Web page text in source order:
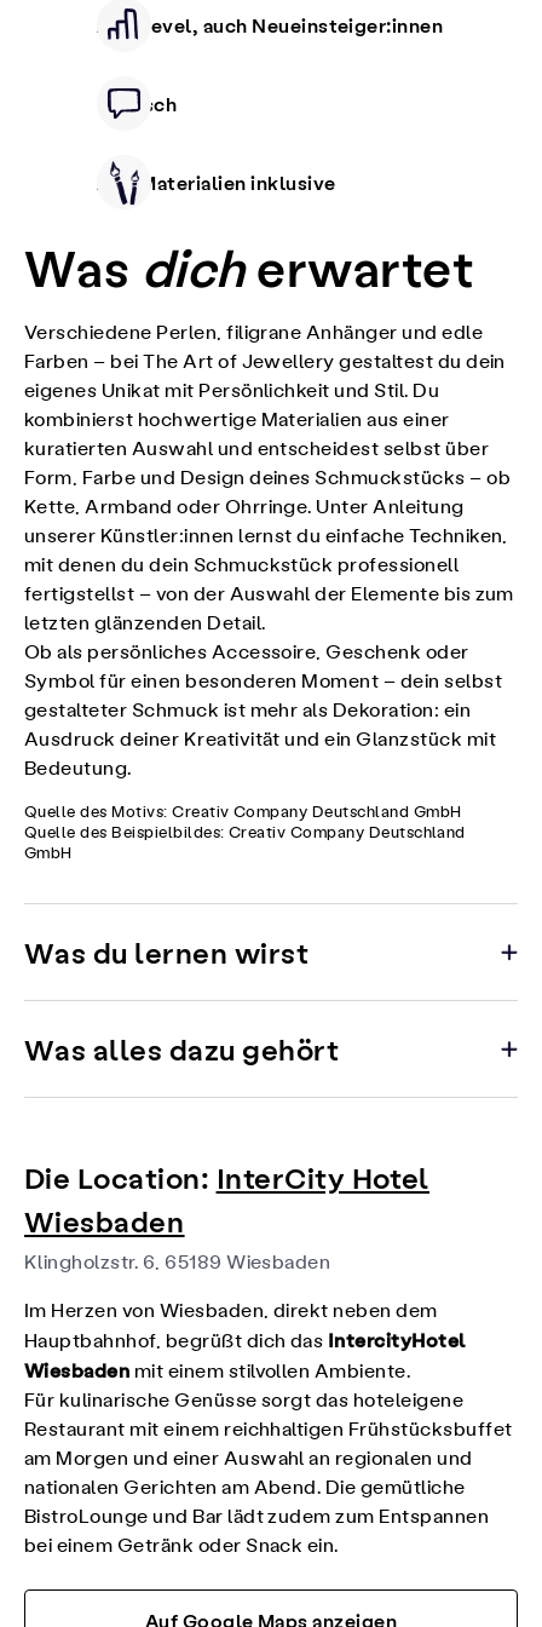
Alle Level, auch Neueinsteiger:innen
Deutsch
Alle Materialien inklusive
Was dicherwartet
Verschiedene Perlen, filigrane Anhänger und edle
Farben – bei The Art of Jewellery gestaltest du dein
eigenes Unikat mit Persönlichkeit und Stil. Du
kombinierst hochwertige Materialien aus einer
kuratierten Auswahl und entscheidest selbst über
Form, Farbe und Design deines Schmuckstücks – ob
Kette, Armband oder Ohrringe. Unter Anleitung
unserer Künstler:innen lernst du einfache Techniken,
mit denen du dein Schmuckstück professionell
fertigstellst – von der Auswahl der Elemente bis zum
letzten glänzenden Detail.
Ob als persönliches Accessoire, Geschenk oder
Symbol für einen besonderen Moment – dein selbst
gestalteter Schmuck ist mehr als Dekoration: ein
Ausdruck deiner Kreativität und ein Glanzstück mit
Bedeutung.
Quelle des Motivs: Creativ Company Deutschland GmbH
Quelle des Beispielbildes: Creativ Company Deutschland
GmbH
Was du lernen wirst
Was alles dazu gehört
Die Location: InterCity Hotel
Wiesbaden
Klingholzstr. 6, 65189 Wiesbaden
Im Herzen von Wiesbaden, direkt neben dem
Hauptbahnhof, begrüßt dich das IntercityHotel
Wiesbaden mit einem stilvollen Ambiente.
Für kulinarische Genüsse sorgt das hoteleigene
Restaurant mit einem reichhaltigen Frühstücksbuffet
am Morgen und einer Auswahl an regionalen und
nationalen Gerichten am Abend. Die gemütliche
BistroLounge und Bar lädt zudem zum Entspannen
bei einem Getränk oder Snack ein.
Auf Google Maps anzeigen